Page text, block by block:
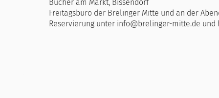
Bücher am Markt, Bissendorf
Freitagsbüro der Brelinger Mitte und an der
Reservierung unter info@brelinger-mitte.de